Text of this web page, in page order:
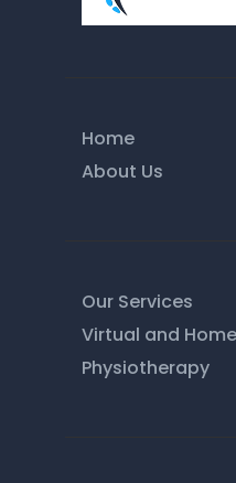
Home
About Us
Our Services
Virtual and
Physiotherapy